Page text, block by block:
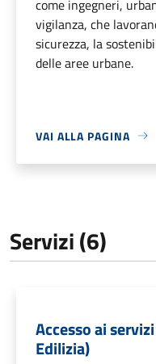
come ingegneri,
vigilanza, che
sicurezza, la
delle aree urbane.
VAI ALLA PAGINA
Servizi (6)
Accesso ai
Edilizia)